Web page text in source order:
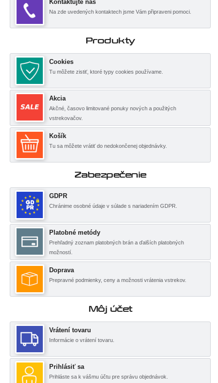
Kontaktujte nás
Na zde uvedených kontaktech jsme Vám připraveni pomoci.
Produkty
Cookies
Tu môžete zistiť, ktoré typy cookies používame.
Akcia
Akčné, časovo limitované ponuky nových a použitých
vstrekovačov.
Košík
Tu sa môžete vrátiť do nedokončenej objednávky.
Zabezpečenie
GDPR
Chránime osobné údaje v súlade s nariadením GDPR.
Platobné metódy
Prehľadný zoznam platobných brán a ďalších platobných
možností.
Doprava
Prepravné podmienky, ceny a možnosti vrátenia vstrekov.
Môj účet
Vrátení tovaru
Informácie o vrátení tovaru.
Prihlásiť sa
Prihláste sa k vášmu účtu pre správu objednávok.